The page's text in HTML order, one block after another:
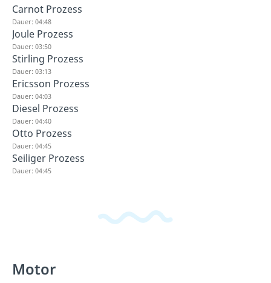
Carnot Prozess
Dauer: 04:48
Joule Prozess
Dauer: 03:50
Stirling Prozess
Dauer: 03:13
Ericsson Prozess
Dauer: 04:03
Diesel Prozess
Dauer: 04:40
Otto Prozess
Dauer: 04:45
Seiliger Prozess
Dauer: 04:45
Motor